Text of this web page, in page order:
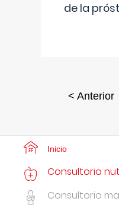
de la
< Anterior
Inicio
Consultorio
Consultorio